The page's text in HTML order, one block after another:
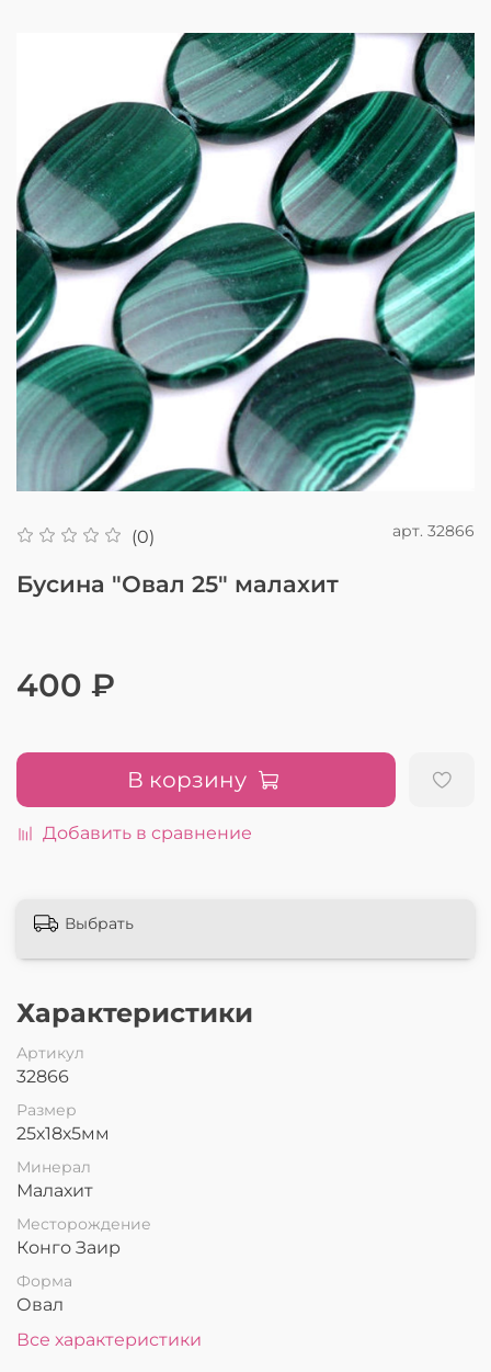
(0) арт. 32866
Бусина "Овал 25" малахит
400 ₽
В корзину
Добавить в сравнение
Выбрать
Характеристики
Артикул
32866
Размер
25х18х5мм
Минерал
Малахит
Месторождение
Конго Заир
Форма
Овал
Все характеристики